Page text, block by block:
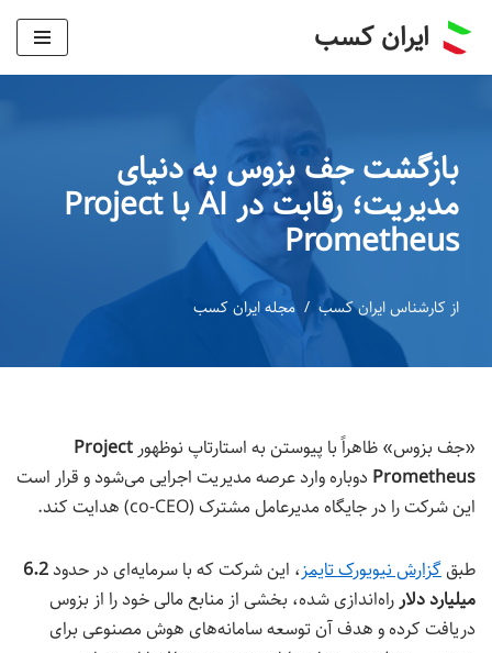
پرش
ایران کسب
بازگشت جف بزوس به دنیای
مدیریت؛ رقابت در AI با Project
Prometheus
از کارشناس ایران کسب مجله ایران کسب
«جف بزوس» ظاهراً با پیوستن به استارتاپ نوظهور Project
Prometheus دوباره وارد عرصه مدیریت اجرایی می‌شود و قرار است
این شرکت را در جایگاه مدیرعامل مشترک (co-CEO) هدایت کند.
طبق گزارش‌ نیویورک تایمز، این شرکت که با سرمایه‌ای در حدود6.2
میلیارد دلارراه‌اندازی شده، بخشی از منابع مالی خود را از بزوس
دریافت کرده و هدف آن توسعه سامانه‌های هوش مصنوعی برای